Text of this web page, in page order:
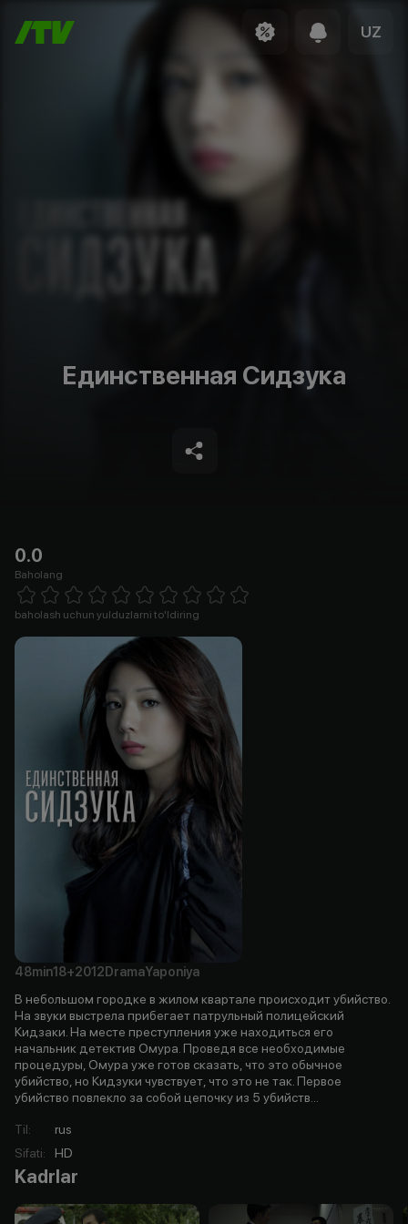
UZ
Единственная Сидзука
0.0
Baholang
1 Star 2 Stars 3 Stars 4 Stars5 Stars 6 Stars7 Stars8 Stars
baholash uchun yulduzlarni to'ldiring
48min18+2012 DramaYaponiya
В небольшом городке в жилом квартале происходит убийство.
На звуки выстрела прибегает патрульный полицейский
Кидзаки. На месте преступления уже находиться его
начальник детектив Омура. Проведя все необходимые
процедуры, Омура уже готов сказать, что это обычное
убийство, но Кидзуки чувствует, что это не так. Первое
убийство повлекло за собой цепочку из 5 убийств...
Til:
rus
Sifati: HD
Kadrlar